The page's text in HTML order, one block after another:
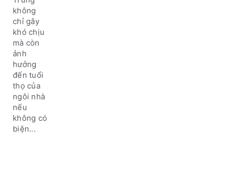
nhà ở
không
chỉ gây
khó chịu
mà còn
ảnh
hưởng
đến tuổi
thọ của
ngôi nhà
nếu
không có
biện...